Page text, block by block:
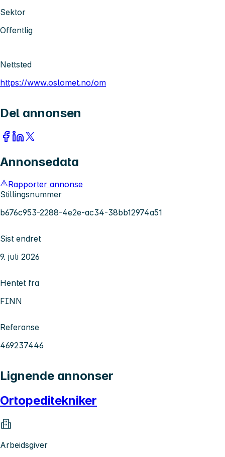
Sektor
Offentlig
Nettsted
https://www.oslomet.no/om
Del annonsen
Annonsedata
Rapporter annonse
Stillingsnummer
b676c953-2288-4e2e-ac34-38bb12974a51
Sist endret
9. juli 2026
Hentet fra
FINN
Referanse
469237446
Lignende annonser
Ortopeditekniker
Arbeidsgiver